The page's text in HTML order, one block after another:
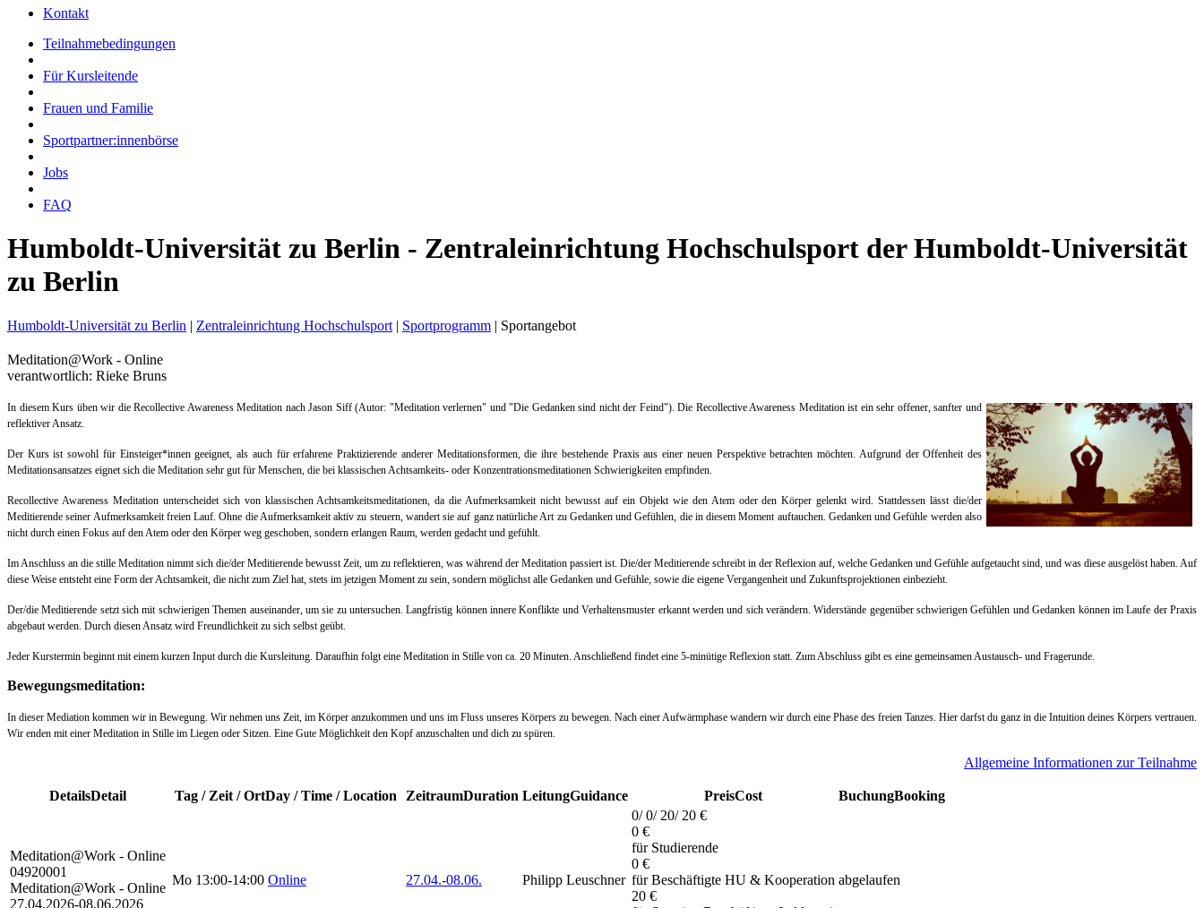
Kontakt
Teilnahmebedingungen
Für Kursleitende
Frauen und Familie
Sportpartner:innenbörse
Jobs
FAQ
Humboldt-Universität zu Berlin - Zentraleinrichtung Hochschulsport der Humboldt-Universität
zu Berlin
Humboldt-Universität zu Berlin | Zentraleinrichtung Hochschulsport | Sportprogramm | Sportangebot
Meditation@Work - Online
verantwortlich: Rieke Bruns
In diesem Kurs üben wir die Recollective Awareness Meditation nach Jason Siff (Autor: "Meditation verlernen" und "Die Gedanken sind nicht der Feind"). Die Recollective Awareness Meditation ist ein sehr offener, sanfter und
reflektiver Ansatz.
Der Kurs ist sowohl für Einsteiger*innen geeignet, als auch für erfahrene Praktizierende anderer Meditationsformen, die ihre bestehende Praxis aus einer neuen Perspektive betrachten möchten. Aufgrund der Offenheit des
Meditationsansatzes eignet sich die Meditation sehr gut für Menschen, die bei klassischen Achtsamkeits- oder Konzentrationsmeditationen Schwierigkeiten empfinden.
Recollective Awareness Meditation unterscheidet sich von klassischen Achtsamkeitsmeditationen, da die Aufmerksamkeit nicht bewusst auf ein Objekt wie den Atem oder den Körper gelenkt wird. Stattdessen lässt die/der
Meditierende seiner Aufmerksamkeit freien Lauf. Ohne die Aufmerksamkeit aktiv zu steuern, wandert sie auf ganz natürliche Art zu Gedanken und Gefühlen, die in diesem Moment auftauchen. Gedanken und Gefühle werden also
nicht durch einen Fokus auf den Atem oder den Körper weg geschoben, sondern erlangen Raum, werden gedacht und gefühlt.
Im Anschluss an die stille Meditation nimmt sich die/der Meditierende bewusst Zeit, um zu reflektieren, was während der Meditation passiert ist. Die/der Meditierende schreibt in der Reflexion auf, welche Gedanken und Gefühle aufgetaucht sind, und was diese ausgelöst haben. Auf
diese Weise entsteht eine Form der Achtsamkeit, die nicht zum Ziel hat, stets im jetzigen Moment zu sein, sondern möglichst alle Gedanken und Gefühle, sowie die eigene Vergangenheit und Zukunftsprojektionen einbezieht.
Der/die Meditierende setzt sich mit schwierigen Themen auseinander, um sie zu untersuchen. Langfristig können innere Konflikte und Verhaltensmuster erkannt werden und sich verändern. Widerstände gegenüber schwierigen Gefühlen und Gedanken können im Laufe der Praxis
abgebaut werden. Durch diesen Ansatz wird Freundlichkeit zu sich selbst geübt.
Jeder Kurstermin beginnt mit einem kurzen Input durch die Kursleitung. Daraufhin folgt eine Meditation in Stille von ca. 20 Minuten. Anschließend findet eine 5-minütige Reflexion statt. Zum Abschluss gibt es eine gemeinsamen Austausch- und Fragerunde.
Bewegungsmeditation:
In dieser Mediation kommen wir in Bewegung. Wir nehmen uns Zeit, im Körper anzukommen und uns im Fluss unseres Körpers zu bewegen. Nach einer Aufwärmphase wandern wir durch eine Phase des freien Tanzes. Hier darfst du ganz in die Intuition deines Körpers vertrauen.
Wir enden mit einer Meditation in Stille im Liegen oder Sitzen. Eine Gute Möglichkeit den Kopf anzuschalten und dich zu spüren.
Allgemeine Informationen zur Teilnahme
DetailsDetail Tag / Zeit / OrtDay / Time / Location ZeitraumDuration LeitungGuidance PreisCost BuchungBooking
Meditation@Work - Online
04920001
Meditation@Work - Online
27.04.2026-08.06.2026
Mo 13:00-14:00 Online 27.04.-08.06. Philipp Leuschner
0/ 0/ 20/ 20 €
0 €
für Studierende
0 €
für Beschäftigte HU & Kooperation
20 €
abgelaufen